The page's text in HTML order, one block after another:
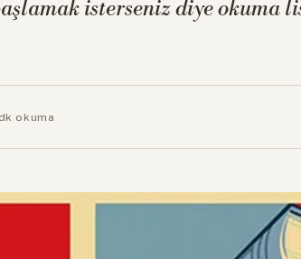
isterseniz diye okuma
okuma